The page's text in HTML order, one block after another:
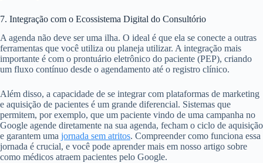
7. Integração com o Ecossistema Digital do Consultório
A agenda não deve ser uma ilha. O ideal é que ela se conecte a outras
ferramentas que você utiliza ou planeja utilizar. A integração mais
importante é com o prontuário eletrônico do paciente (PEP), criando
um fluxo contínuo desde o agendamento até o registro clínico.
Além disso, a capacidade de se integrar com plataformas de marketing
e aquisição de pacientes é um grande diferencial. Sistemas que
permitem, por exemplo, que um paciente vindo de uma campanha no
Google agende diretamente na sua agenda, fecham o ciclo de aquisição
e garantem uma jornada sem atritos. Compreender como funciona essa
jornada é crucial, e você pode aprender mais em nosso artigo sobre
como médicos atraem pacientes pelo Google.